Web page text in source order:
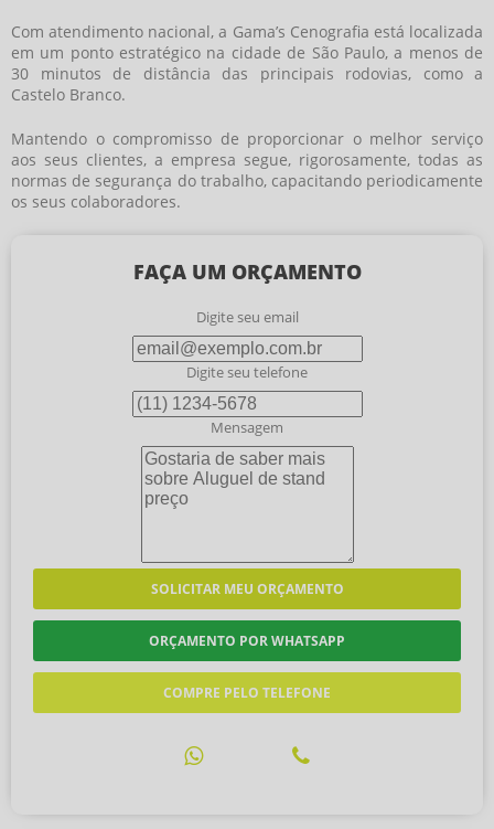
Com atendimento nacional, a Gama’s Cenografia está localizada
em um ponto estratégico na cidade de São Paulo, a menos de
30 minutos de distância das principais rodovias, como a
Castelo Branco.
Mantendo o compromisso de proporcionar o melhor serviço
aos seus clientes, a empresa segue, rigorosamente, todas as
normas de segurança do trabalho, capacitando periodicamente
os seus colaboradores.
FAÇA UM ORÇAMENTO
Digite seu email
Digite seu telefone
Mensagem
SOLICITAR MEU ORÇAMENTO
ORÇAMENTO POR WHATSAPP
COMPRE PELO TELEFONE